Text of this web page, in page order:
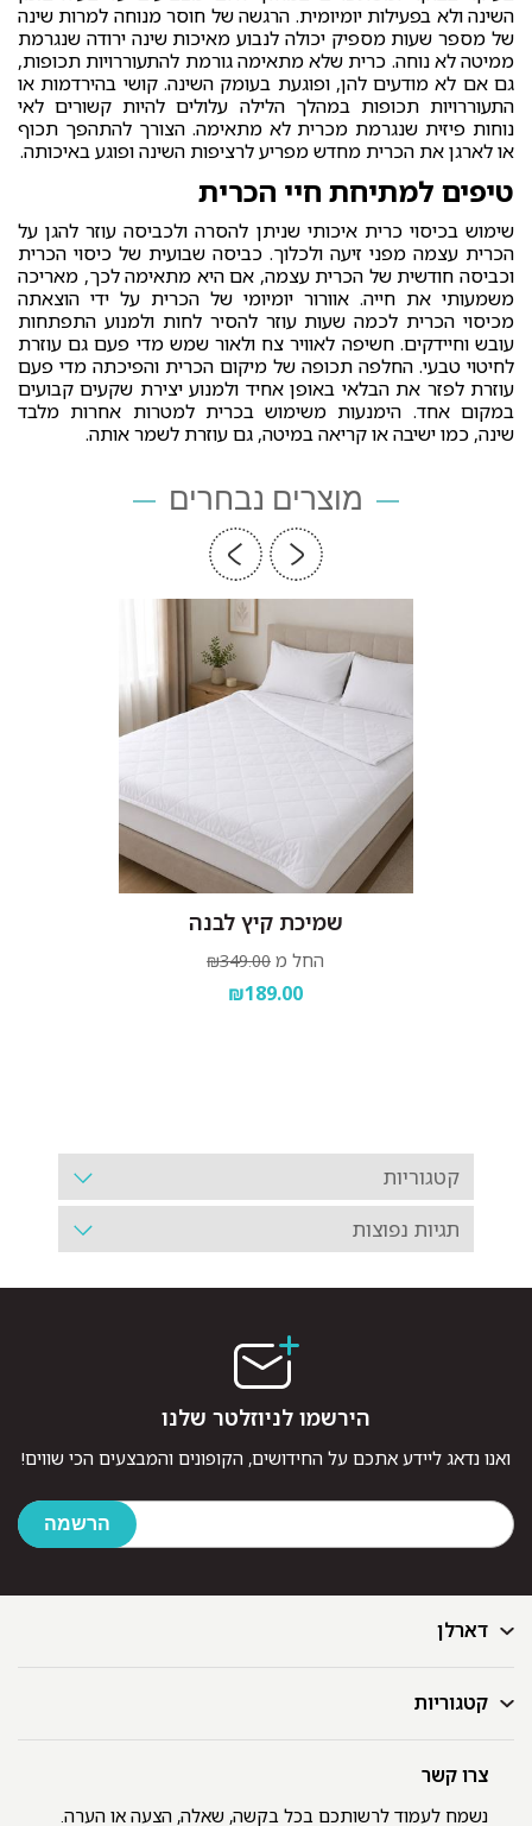
השינה ולא בפעילות יומיומית. הרגשה של חוסר מנוחה למרות שינה
של מספר שעות מספיק יכולה לנבוע מאיכות שינה ירודה שנגרמת
ממיטה לא נוחה. כרית שלא מתאימה גורמת להתעוררויות תכופות,
גם אם לא מודעים להן, ופוגעת בעומק השינה. קושי בהירדמות או
התעוררויות תכופות במהלך הלילה עלולים להיות קשורים לאי
נוחות פיזית שנגרמת מכרית לא מתאימה. הצורך להתהפך תכוף
או לארגן את הכרית מחדש מפריע לרציפות השינה ופוגע באיכותה.
טיפים למתיחת חיי הכרית
שימוש בכיסוי כרית איכותי שניתן להסרה ולכביסה עוזר להגן על
הכרית עצמה מפני זיעה ולכלוך. כביסה שבועית של כיסוי הכרית
וכביסה חודשית של הכרית עצמה, אם היא מתאימה לכך, מאריכה
משמעותי את חייה. אוורור יומיומי של הכרית על ידי הוצאתה
מכיסוי הכרית לכמה שעות עוזר להסיר לחות ולמנוע התפתחות
עובש וחיידקים. חשיפה לאוויר צח ולאור שמש מדי פעם גם עוזרת
לחיטוי טבעי. החלפה תכופה של מיקום הכרית והפיכתה מדי פעם
עוזרת לפזר את הבלאי באופן אחיד ולמנוע יצירת שקעים קבועים
במקום אחד. הימנעות משימוש בכרית למטרות אחרות מלבד
שינה, כמו ישיבה או קריאה במיטה, גם עוזרת לשמר אותה.
מוצרים נבחרים
שמיכת קיץ לבנה
החל מ ₪349.00
₪189.00
קטגוריות
תגיות נפוצות
דארלן
דף הבית
GIFT CARD
רשימת חנויות
קטגוריות
מצעים
מגבות
צרו קשר
נשמח לעמוד לרשותכם בכל בקשה, שאלה, הצעה או הערה.
הירשמו לניוזלטר שלנו
ואנו נדאג ליידע אתכם על החידושים, הקופונים והמבצעים הכי שווים!